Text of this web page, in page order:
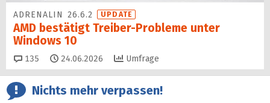
ADRENALIN 26.6.2 UPDATE
AMD bestätigt Treiber-Probleme unter
Windows 10
135 Kommentare
24.06.2026 Umfrage
Nichts mehr verpassen!